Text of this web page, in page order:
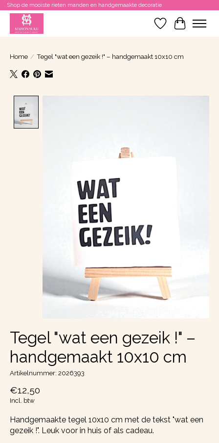
Shop de mooiste rieten manden en handgemaakte decoratie
Verlanglijst
Home / Tegel "wat een gezeik !" – handgemaakt 10x10 cm
Tegel "wat een gezeik !" –
handgemaakt 10x10 cm
Artikelnummer: 2026393
€12,50
Incl. btw
Handgemaakte tegel 10x10 cm met de tekst "wat een
gezeik !". Leuk voor in huis of als cadeau.